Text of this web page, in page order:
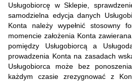
Usługobiorcę w Sklepie,
samodzielna edycja danych
Konta należy wypełnić stosowny
momencie założenia Konta
pomiędzy Usługobiorcą a
prowadzenia Konta na zasadach
Usługobiorca może bez
każdym czasie zrezygnować z